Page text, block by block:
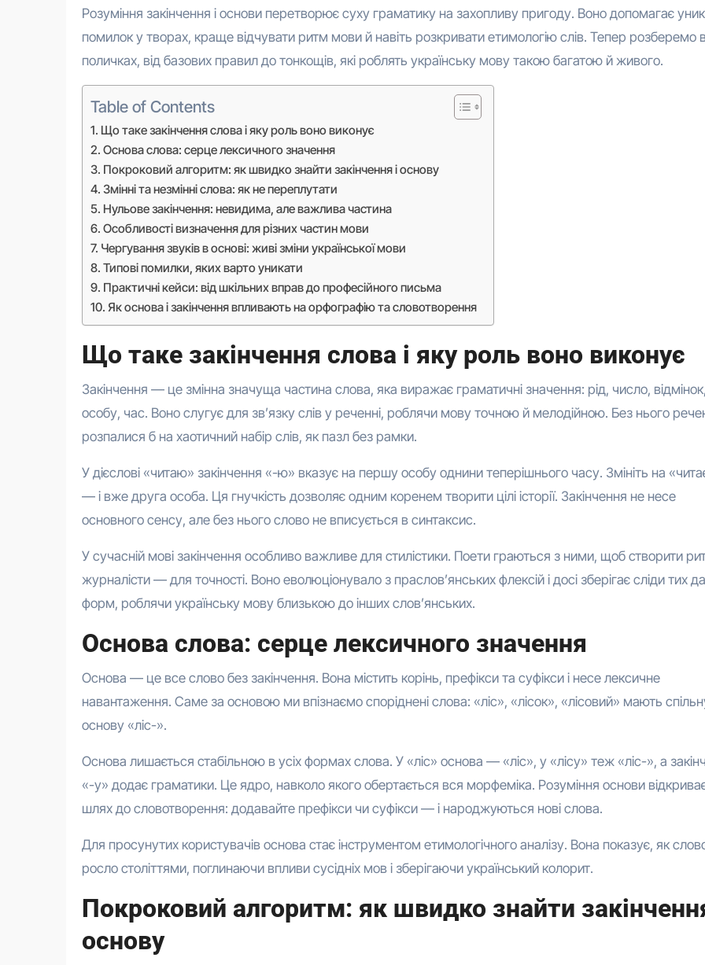
Розуміння закінчення і основи перетворює суху граматику на захопливу пригоду. Воно допомагає
помилок у творах, краще відчувати ритм мови й навіть розкривати етимологію слів. Тепер розберемо
поличках, від базових правил до тонкощів, які роблять українську мову такою багатою й живого.
Table of Contents
Що таке закінчення слова і яку роль воно виконує
Основа слова: серце лексичного значення
Покроковий алгоритм: як швидко знайти закінчення і основу
Змінні та незмінні слова: як не переплутати
Нульове закінчення: невидима, але важлива частина
Особливості визначення для різних частин мови
Чергування звуків в основі: живі зміни української мови
Типові помилки, яких варто уникати
Практичні кейси: від шкільних вправ до професійного письма
Як основа і закінчення впливають на орфографію та словотворення
Що таке закінчення слова і яку роль воно виконує
Закінчення — це змінна значуща частина слова, яка виражає граматичні значення: рід, число, відмінок,
особу, час. Воно слугує для зв’язку слів у реченні, роблячи мову точною й мелодійною. Без нього
розпалися б на хаотичний набір слів, як пазл без рамки.
У дієслові «читаю» закінчення «-ю» вказує на першу особу однини теперішнього часу. Змініть на
— і вже друга особа. Ця гнучкість дозволяє одним коренем творити цілі історії. Закінчення не несе
основного сенсу, але без нього слово не вписується в синтаксис.
У сучасній мові закінчення особливо важливе для стилістики. Поети граються з ними, щоб створити
журналісти — для точності. Воно еволюціонувало з праслов’янських флексій і досі зберігає сліди тих
форм, роблячи українську мову близькою до інших слов’янських.
Основа слова: серце лексичного значення
Основа — це все слово без закінчення. Вона містить корінь, префікси та суфікси і несе лексичне
навантаження. Саме за основою ми впізнаємо споріднені слова: «ліс», «лісок», «лісовий» мають
основу «ліс-».
Основа лишається стабільною в усіх формах слова. У «ліс» основа — «ліс», у «лісу» теж «ліс-», а
«-у» додає граматики. Це ядро, навколо якого обертається вся морфеміка. Розуміння основи
шлях до словотворення: додавайте префікси чи суфікси — і народжуються нові слова.
Для просунутих користувачів основа стає інструментом етимологічного аналізу. Вона показує, як
росло століттями, поглинаючи впливи сусідніх мов і зберігаючи український колорит.
Покроковий алгоритм: як швидко знайти
основу